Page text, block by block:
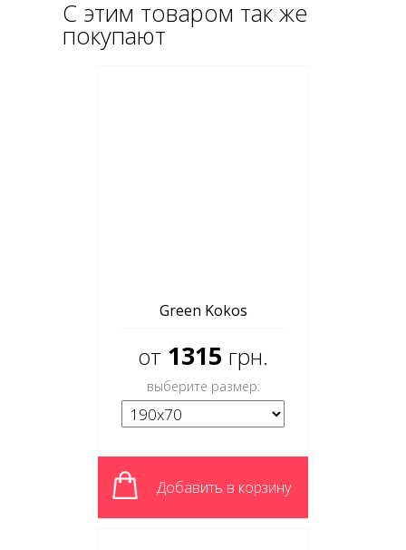
С этим товаром так же
покупают
Green Kokos
от 1315 грн.
выберите размер:
Добавить в корзину